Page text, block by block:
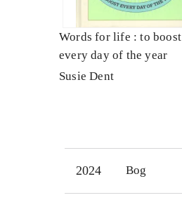
Words for life : to boost
every day of the year
Susie Dent
2024 Bog